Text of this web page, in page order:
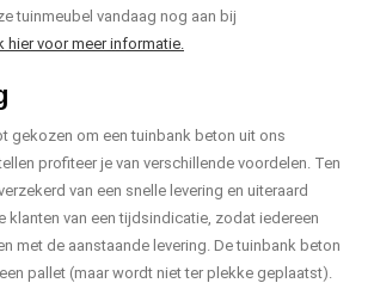
tuinmeubel vandaag nog aan bij
hier voor meer informatie.
gekozen om een tuinbank beton uit ons
profiteer je van verschillende voordelen. Ten
van een snelle levering en uiteraard
klanten van een tijdsindicatie, zodat iedereen
met de aanstaande levering. De tuinbank beton
pallet (maar wordt niet ter plekke geplaatst).